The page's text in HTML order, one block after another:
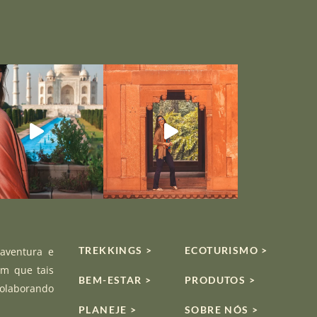
e
que tais
TREKKINGS > ECOTURISMO >
BEM-ESTAR > PRODUTOS >
PLANEJE > SOBRE NÓS >